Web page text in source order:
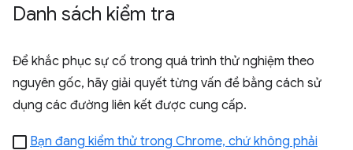
Danh sách kiểm tra
Để khắc phục sự cố trong quá trình thử nghiệm theo
nguyên gốc, hãy giải quyết từng vấn đề bằng cách sử
dụng các đường liên kết được cung cấp.
Bạn đang kiểm thử trong Chrome, chứ không phải